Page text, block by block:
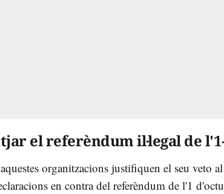
el referèndum il·legal de
organitzacions justifiquen el seu veto
en contra del referèndum de l'1